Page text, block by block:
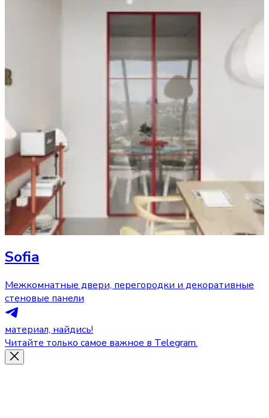
Sofia
Межкомнатные двери, перегородки и декоративные
стеновые панели
материал, найдись!
Читайте только самое важное в Telegram.